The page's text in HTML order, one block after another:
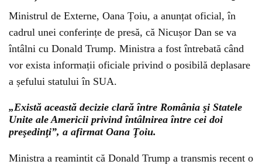
Ministrul de Externe, Oana Țoiu, a anunțat oficial, în
cadrul unei conferințe de presă, că Nicușor Dan se va
întâlni cu Donald Trump. Ministra a fost întrebată când
vor exista informații oficiale privind o posibilă deplasare
a șefului statului în SUA.
„Există această decizie clară între România şi Statele
Unite ale Americii privind întâlnirea între cei doi
preşedinţi”, a afirmat Oana Ţoiu.
Ministra a reamintit că Donald Trump a transmis recent o